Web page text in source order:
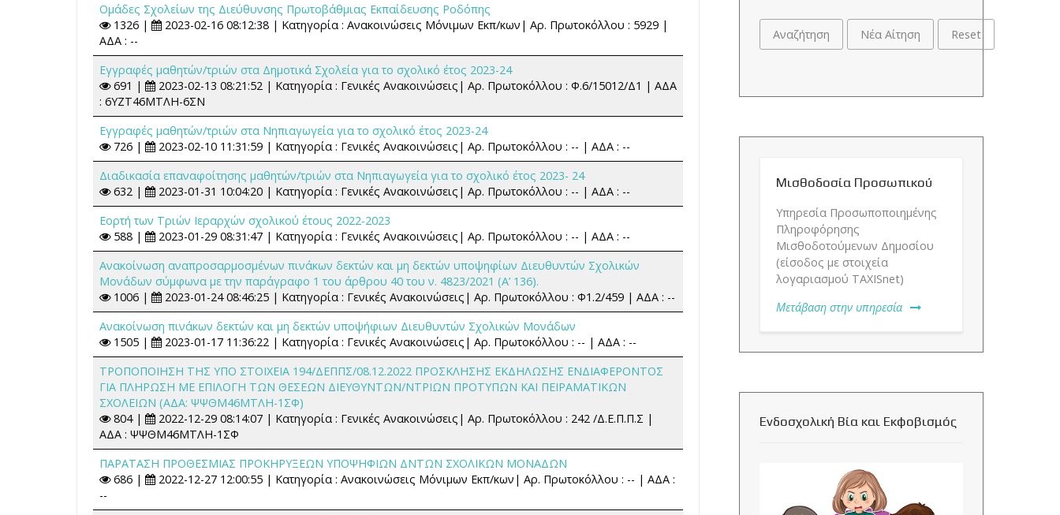
Ομάδες Σχολείων της Διεύθυνσης Πρωτοβάθμιας Εκπαίδευσης Ροδόπης
1326 |
2023-02-16 08:12:38 | Κατηγορία : Ανακοινώσεις Μόνιμων Εκπ/κων| Αρ. Πρωτοκόλλου : 5929 |
ΑΔΑ : --
Εγγραφές μαθητών/τριών στα Δημοτικά Σχολεία για το σχολικό έτος 2023-24
691 |
2023-02-13 08:21:52 | Κατηγορία : Γενικές Ανακοινώσεις| Αρ. Πρωτοκόλλου : Φ.6/15012/Δ1 | ΑΔΑ
: 6ΥΖΤ46ΜΤΛΗ-6ΣΝ
Εγγραφές μαθητών/τριών στα Νηπιαγωγεία για το σχολικό έτος 2023-24
726 |
2023-02-10 11:31:59 | Κατηγορία : Γενικές Ανακοινώσεις| Αρ. Πρωτοκόλλου : -- | ΑΔΑ : --
Διαδικασία επαναφοίτησης μαθητών/τριών στα Νηπιαγωγεία για το σχολικό έτος 2023- 24
632 |
2023-01-31 10:04:20 | Κατηγορία : Γενικές Ανακοινώσεις| Αρ. Πρωτοκόλλου : -- | ΑΔΑ : --
Εορτή των Τριών Ιεραρχών σχολικού έτους 2022-2023
588 |
2023-01-29 08:31:47 | Κατηγορία : Γενικές Ανακοινώσεις| Αρ. Πρωτοκόλλου : -- | ΑΔΑ : --
Ανακοίνωση αναπροσαρμοσμένων πινάκων δεκτών και μη δεκτών υποψηφίων Διευθυντών Σχολικών
Μονάδων σύμφωνα με την παράγραφο 1 του άρθρου 40 του ν. 4823/2021 (Α’ 136).
1006 |
2023-01-24 08:46:25 | Κατηγορία : Γενικές Ανακοινώσεις| Αρ. Πρωτοκόλλου : Φ1.2/459 | ΑΔΑ : --
Ανακοίνωση πινάκων δεκτών και μη δεκτών υποψήφιων Διευθυντών Σχολικών Μονάδων
1505 |
2023-01-17 11:36:22 | Κατηγορία : Γενικές Ανακοινώσεις| Αρ. Πρωτοκόλλου : -- | ΑΔΑ : --
ΤΡΟΠΟΠΟΙΗΣΗ ΤΗΣ ΥΠΟ ΣΤΟΙΧΕΙΑ 194/ΔΕΠΠΣ/08.12.2022 ΠΡΟΣΚΛΗΣΗΣ ΕΚΔΗΛΩΣΗΣ ΕΝΔΙΑΦΕΡΟΝΤΟΣ
ΓΙΑ ΠΛΗΡΩΣΗ ΜΕ ΕΠΙΛΟΓΗ ΤΩΝ ΘΕΣΕΩΝ ΔΙΕΥΘΥΝΤΩΝ/ΝΤΡΙΩΝ ΠΡΟΤΥΠΩΝ ΚΑΙ ΠΕΙΡΑΜΑΤΙΚΩΝ
ΣΧΟΛΕΙΩΝ (ΑΔΑ: ΨΨΘΜ46ΜΤΛΗ-1ΣΦ)
804 |
2022-12-29 08:14:07 | Κατηγορία : Γενικές Ανακοινώσεις| Αρ. Πρωτοκόλλου : 242 /Δ.Ε.Π.Π.Σ |
ΑΔΑ : ΨΨΘΜ46ΜΤΛΗ-1ΣΦ
ΠΑΡΑΤΑΣΗ ΠΡΟΘΕΣΜΙΑΣ ΠΡΟΚΗΡΥΞΕΩΝ ΥΠΟΨΗΦΙΩΝ ΔΝΤΩΝ ΣΧΟΛΙΚΩΝ ΜΟΝΑΔΩΝ
686 |
2022-12-27 12:00:55 | Κατηγορία : Ανακοινώσεις Μόνιμων Εκπ/κων| Αρ. Πρωτοκόλλου : -- | ΑΔΑ :
--
Αναζήτηση Νέα Αίτηση Reset
Μισθοδοσία Προσωπικού
Υπηρεσία Προσωποποιημένης
Πληροφόρησης
Μισθοδοτούμενων Δημοσίου
(είσοδος με στοιχεία
λογαριασμού TAXISnet)
Μετάβαση στην υπηρεσία
Ενδοσχολική Βία και Εκφοβισμός